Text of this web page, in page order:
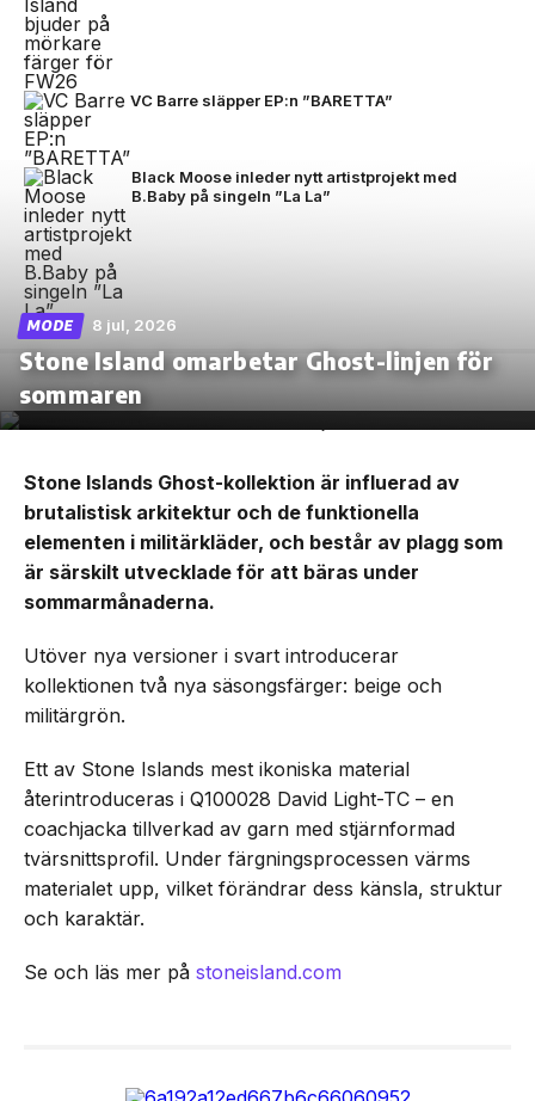
VC Barre släpper EP:n ”BARETTA”
Black Moose inleder nytt artistprojekt med
B.Baby på singeln ”La La”
MODE 8 jul, 2026
Stone Island omarbetar Ghost-linjen för
sommaren
Stone Islands Ghost-kollektion är influerad av
brutalistisk arkitektur och de funktionella
elementen i militärkläder, och består av plagg som
är särskilt utvecklade för att bäras under
sommarmånaderna.
Utöver nya versioner i svart introducerar
kollektionen två nya säsongsfärger: beige och
militärgrön.
Ett av Stone Islands mest ikoniska material
återintroduceras i Q100028 David Light-TC – en
coachjacka tillverkad av garn med stjärnformad
tvärsnittsprofil. Under färgningsprocessen värms
materialet upp, vilket förändrar dess känsla, struktur
och karaktär.
Se och läs mer på stoneisland.com